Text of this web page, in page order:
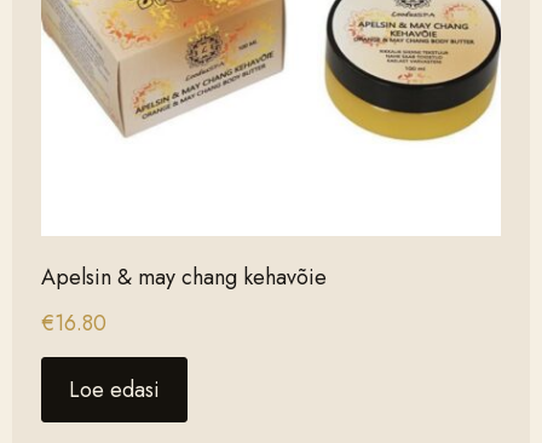
Apelsin & may chang kehavõie
€16.80
Loe edasi